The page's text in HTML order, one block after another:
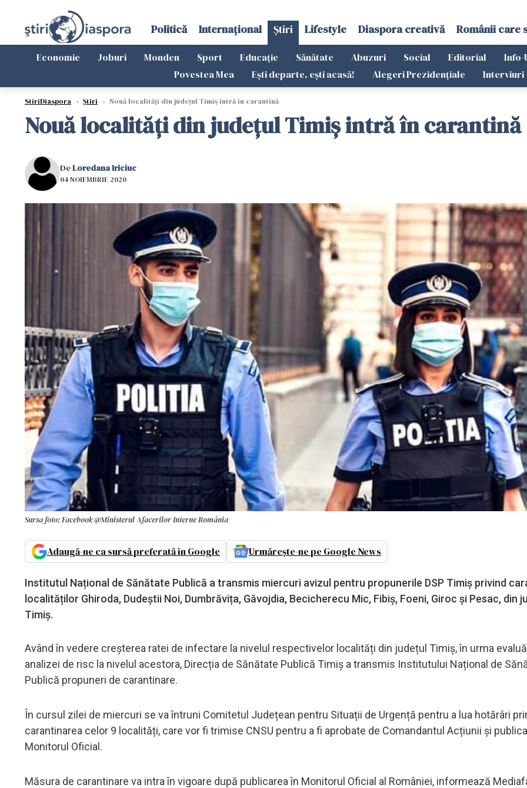
Politică Internațional Știri Lifestyle Diaspora creativă Românii care
Economie Joburi Monden Sport Educație Sănătate Abuzuri Social Editorial Info-
Povestea Mea
Ești departe, ești acasă! Alegeri Prezidențiale Interviuri
StiriDiaspora › Știri › Nouă localități din județul Timiș intră în carantină
Nouă localități din județul Timiș intră în carantină
DeLoredana Iriciuc
04 NOIEMBRIE 2020
Sursa foto: Facebook @Ministerul Afacerilor Interne România
Adaugă-ne ca sursă preferată în Google Urmărește-ne pe Google News
Institutul Național de Sănătate Publică a transmis miercuri avizul pentru propunerile DSP Timiș privind
localităților Ghiroda, Dudeștii Noi, Dumbrăvița, Găvojdia, Becicherecu Mic, Fibiș, Foeni, Giroc și Pesac, din
Timiș.
Având în vedere creșterea ratei de infectare la nivelul respectivelor localități din județul Timiș, în urma
analizei de risc la nivelul acestora, Direcția de Sănătate Publică Timiș a transmis Institutului Național de
Publică propuneri de carantinare.
În cursul zilei de miercuri se va întruni Comitetul Județean pentru Situații de Urgență pentru a lua hotărâri
carantinarea celor 9 localități, care vor fi trimise CNSU pentru a fi aprobate de Comandantul Acțiunii și
Monitorul Oficial.
Măsura de carantinare va intra în vigoare după publicarea în Monitorul Oficial al României, informează